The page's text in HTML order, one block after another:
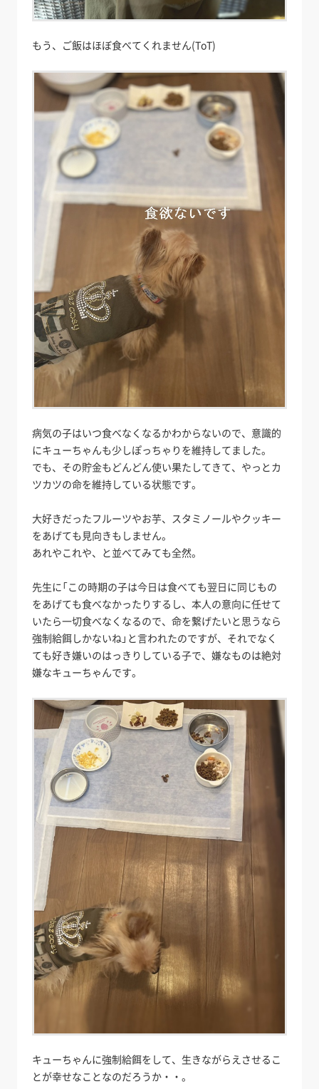
もう、ご飯はほぼ食べてくれません(ToT)
病気の子はいつ食べなくなるかわからないので、意識的
にキューちゃんも少しぽっちゃりを維持してました。
でも、その貯金もどんどん使い果たしてきて、やっとカ
ツカツの命を維持している状態です。
大好きだったフルーツやお芋、スタミノールやクッキー
をあげても見向きもしません。
あれやこれや、と並べてみても全然。
先生に「この時期の子は今日は食べても翌日に同じもの
をあげても食べなかったりするし、本人の意向に任せて
いたら一切食べなくなるので、命を繋げたいと思うなら
強制給餌しかないね」と言われたのですが、それでなく
ても好き嫌いのはっきりしている子で、嫌なものは絶対
嫌なキューちゃんです。
キューちゃんに強制給餌をして、生きながらえさせるこ
とが幸せなことなのだろうか・・。